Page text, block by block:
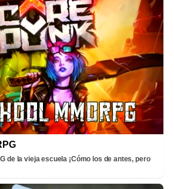
de la vieja escuela ¡Cómo los de antes, pero